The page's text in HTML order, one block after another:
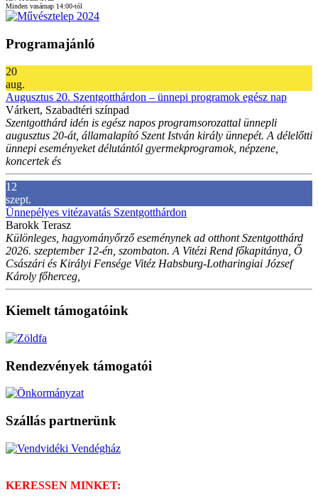
Minden vasárnap 14:00-tól
Programajánló
20
aug.
Augusztus 20. Szentgotthárdon – ünnepi programok egész nap
Várkert, Szabadtéri színpad
Szentgotthárd idén is egész napos programsorozattal ünnepli
augusztus 20-át, államalapító Szent István király ünnepét. A délelőtti
ünnepi eseményeket délutántól gyermekprogramok, népzene,
koncertek és
12
szept.
Ünnepélyes vitézavatás Szentgotthárdon
Barokk Terasz
Különleges, hagyományőrző eseménynek ad otthont Szentgotthárd
2026. szeptember 12-én, szombaton. A Vitézi Rend főkapitánya, Ő
Császári és Királyi Fensége Vitéz Habsburg-Lotharingiai József
Károly főherceg,
Kiemelt támogatóink
Rendezvények támogatói
Szállás partnerünk
KERESSEN MINKET: